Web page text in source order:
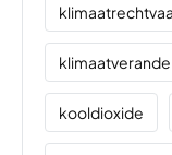
kooldioxide